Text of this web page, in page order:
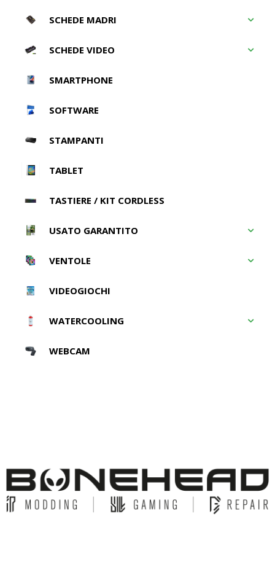
SCHEDE MADRI
SCHEDE VIDEO
SMARTPHONE
SOFTWARE
STAMPANTI
TABLET
TASTIERE / KIT CORDLESS
USATO GARANTITO
VENTOLE
VIDEOGIOCHI
WATERCOOLING
WEBCAM